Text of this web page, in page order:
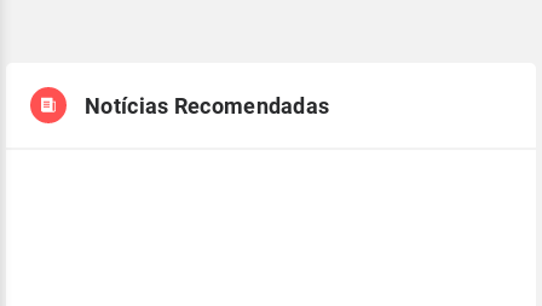
Notícias Recomendadas